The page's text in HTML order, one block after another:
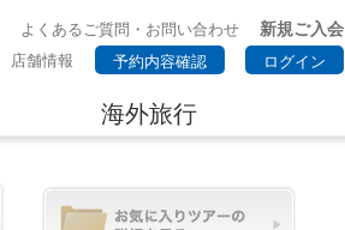
よくあるご質問・お問い合わせ
新規ご入会
店舗情報 予約内容確認 ログイン
海外旅行